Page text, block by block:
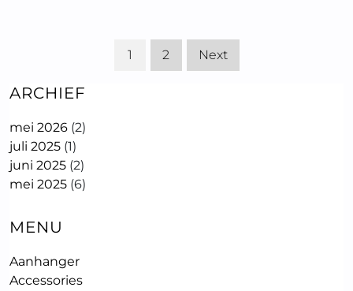
1 2 Next
ARCHIEF
mei 2026 (2)
juli 2025 (1)
juni 2025 (2)
mei 2025 (6)
MENU
Aanhanger
Accessories